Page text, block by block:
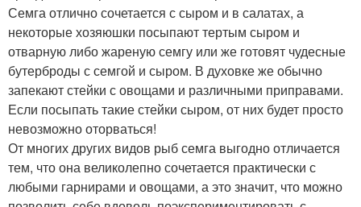
Семга отлично сочетается с сыром и в салатах, а
некоторые хозяюшки посыпают тертым сыром и
отварную либо жареную семгу или же готовят чудесные
бутерброды с семгой и сыром. В духовке же обычно
запекают стейки с овощами и различными приправами.
Если посыпать такие стейки сыром, от них будет просто
невозможно оторваться!
От многих других видов рыб семга выгодно отличается
тем, что она великолепно сочетается практически с
любыми гарнирами и овощами, а это значит, что можно